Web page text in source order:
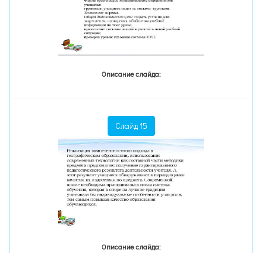
Описание слайда:
Слайд 15
Описание слайда: